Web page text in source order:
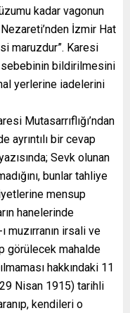
kadar vagonun
İzmir Hat
maruzdur”. Karesi
sebebinin bildirilmesini
yerlerine iadelerini
Mutasarrıflığı’ndan
ayrıntılı bir cevap
Sevk olunan
bunlar tahliye
mensup
hanelerinde
muzırranın irsali ve
görülecek mahalde
hakkındaki 11
Nisan 1915) tarihli
kendileri o